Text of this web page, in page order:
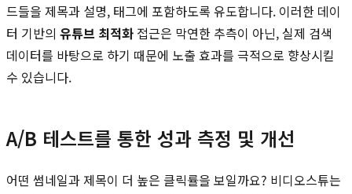
드들을 제목과 설명, 태그에 포함하도록 유도합니다. 이러한 데이
터 기반의 유튜브 최적화 접근은 막연한 추측이 아닌, 실제 검색
데이터를 바탕으로 하기 때문에 노출 효과를 극적으로 향상시킬
수 있습니다.
A/B 테스트를 통한 성과 측정 및 개선
어떤 썸네일과 제목이 더 높은 클릭률을 보일까요? 비디오스튜는